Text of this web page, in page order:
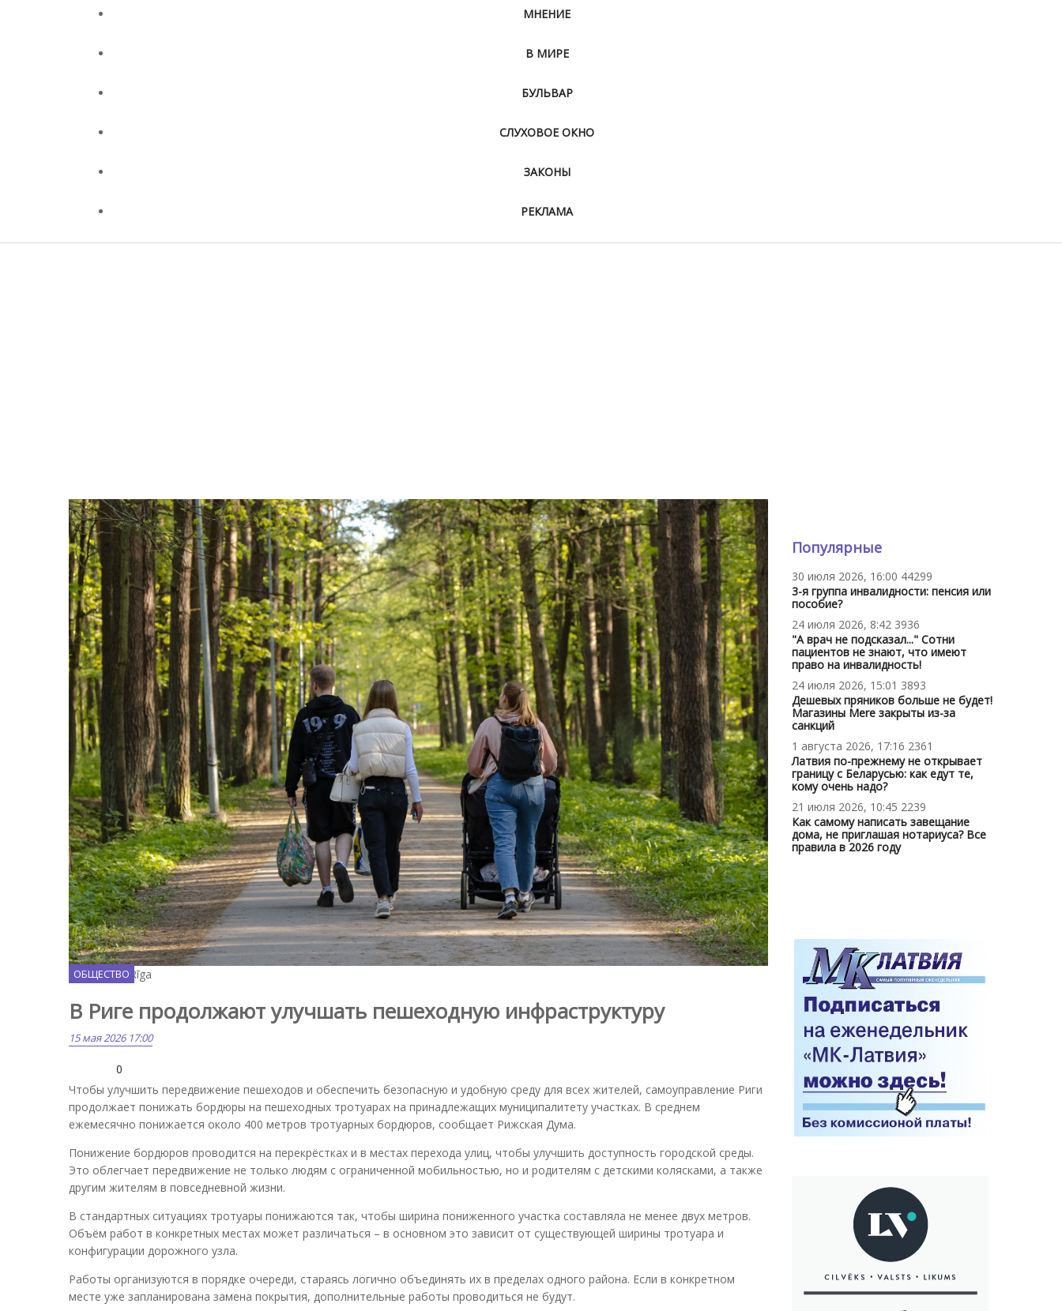
МНЕНИЕ
В МИРЕ
БУЛЬВАР
СЛУХОВОЕ ОКНО
ЗАКОНЫ
РЕКЛАМА
Facebook / Rīga
ОБЩЕСТВО
В Риге продолжают улучшать пешеходную инфраструктуру
15 мая 2026 17:00
0
Чтобы улучшить передвижение пешеходов и обеспечить безопасную и удобную среду для всех жителей, самоуправление Риги
продолжает понижать бордюры на пешеходных тротуарах на принадлежащих муниципалитету участках. В среднем
ежемесячно понижается около 400 метров тротуарных бордюров, сообщает Рижская Дума.
Понижение бордюров проводится на перекрёстках и в местах перехода улиц, чтобы улучшить доступность городской среды.
Это облегчает передвижение не только людям с ограниченной мобильностью, но и родителям с детскими колясками, а также
другим жителям в повседневной жизни.
В стандартных ситуациях тротуары понижаются так, чтобы ширина пониженного участка составляла не менее двух метров.
Объём работ в конкретных местах может различаться – в основном это зависит от существующей ширины тротуара и
конфигурации дорожного узла.
Работы организуются в порядке очереди, стараясь логично объединять их в пределах одного района. Если в конкретном
месте уже запланирована замена покрытия, дополнительные работы проводиться не будут.
Популярные
30 июля 2026, 16:00 44299
3-я группа инвалидности: пенсия или
пособие?
24 июля 2026, 8:42 3936
"А врач не подсказал..." Сотни
пациентов не знают, что имеют
право на инвалидность!
24 июля 2026, 15:01 3893
Дешевых пряников больше не будет!
Магазины Mere закрыты из-за
санкций
1 августа 2026, 17:16 2361
Латвия по-прежнему не открывает
границу с Беларусью: как едут те,
кому очень надо?
21 июля 2026, 10:45 2239
Как самому написать завещание
дома, не приглашая нотариуса? Все
правила в 2026 году